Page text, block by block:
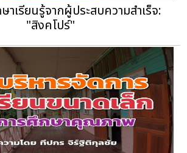
าเรียนรู้จากผู้ประสบความสำเร็จ:
"สิงคโปร์"